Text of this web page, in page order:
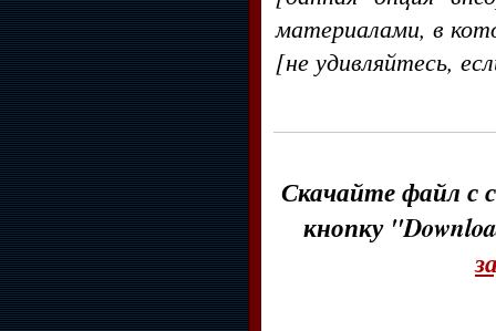
материалами, в
[не удивляйтесь,
Скачайте файл с
кнопку